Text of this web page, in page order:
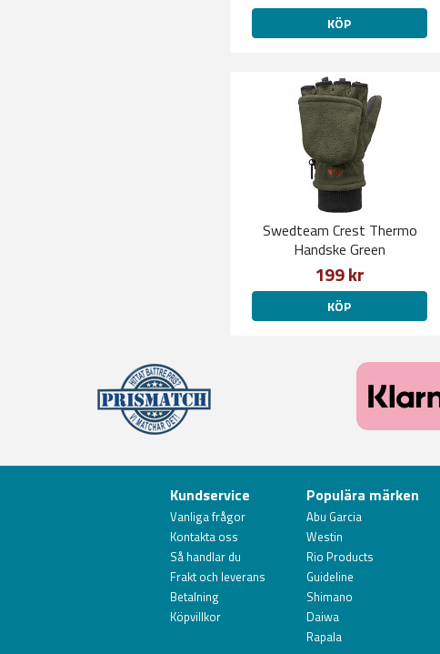
KÖP
Swedteam Crest Thermo
Handske Green
199 kr
KÖP
Kundservice
Vanliga frågor
Kontakta oss
Så handlar du
Frakt och leverans
Betalning
Köpvillkor
Populära märken
Abu Garcia
Westin
Rio Products
Guideline
Shimano
Daiwa
Rapala